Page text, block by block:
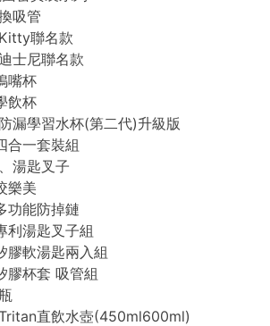
吸管
聯名款
士尼聯名款
嘴杯
飲杯
漏學習水杯(第二代)升級版
合一套裝組
湯匙叉子
樂美
功能防掉鏈
利湯匙叉子組
膠軟湯匙兩入組
膠杯套 吸管組
直飲水壺(450ml600ml)